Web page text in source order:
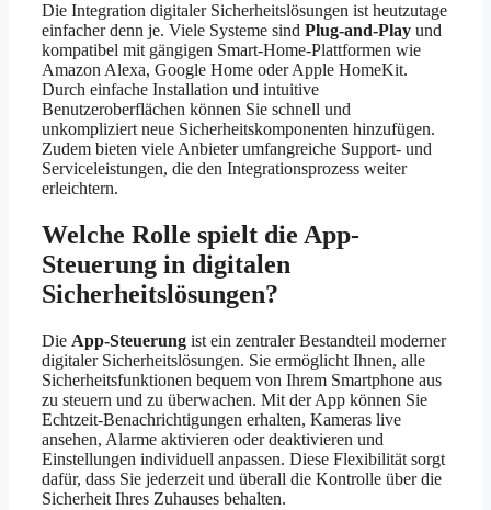
Die Integration digitaler Sicherheitslösungen ist heutzutage
einfacher denn je. Viele Systeme sind Plug-and-Play und
kompatibel mit gängigen Smart-Home-Plattformen wie
Amazon Alexa, Google Home oder Apple HomeKit.
Durch einfache Installation und intuitive
Benutzeroberflächen können Sie schnell und
unkompliziert neue Sicherheitskomponenten hinzufügen.
Zudem bieten viele Anbieter umfangreiche Support- und
Serviceleistungen, die den Integrationsprozess weiter
erleichtern.
Welche Rolle spielt die App-
Steuerung in digitalen
Sicherheitslösungen?
Die App-Steuerung ist ein zentraler Bestandteil moderner
digitaler Sicherheitslösungen. Sie ermöglicht Ihnen, alle
Sicherheitsfunktionen bequem von Ihrem Smartphone aus
zu steuern und zu überwachen. Mit der App können Sie
Echtzeit-Benachrichtigungen erhalten, Kameras live
ansehen, Alarme aktivieren oder deaktivieren und
Einstellungen individuell anpassen. Diese Flexibilität sorgt
dafür, dass Sie jederzeit und überall die Kontrolle über die
Sicherheit Ihres Zuhauses behalten.